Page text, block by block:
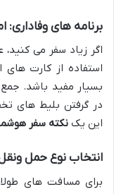
برنامه های وفاداری:
اگر زیاد سفر می کنید،
استفاده از کارت های
بسیار مفید باشد.
در گرفتن بلیط های
این یک نکته سفر
انتخاب نوع حمل
برای مسافت های